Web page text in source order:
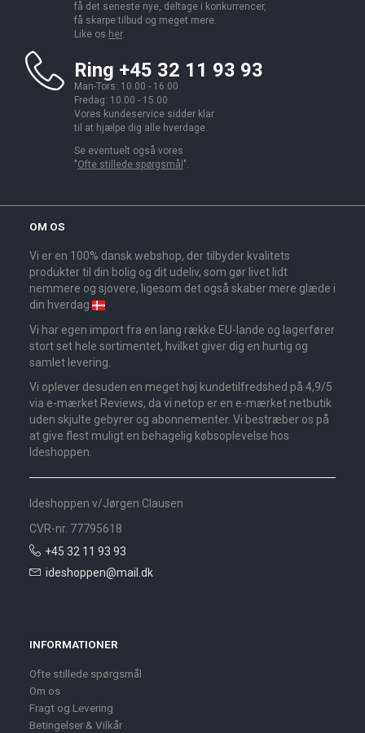
få det seneste nye, deltage i konkurrencer,
få skarpe tilbud og meget mere.
Like os her.
Ring +45 32 11 93 93
Man-Tors: 10.00 - 16.00
Fredag: 10.00 - 15.00
Vores kundeservice sidder klar
til at hjælpe dig alle hverdage.
Se eventuelt også vores
"Ofte stillede spørgsmål ".
OM OS
Vi er en 100% dansk webshop, der tilbyder kvalitets
produkter til din bolig og dit udeliv, som gør livet lidt
nemmere og sjovere, ligesom det også skaber mere glæde i
din hverdag
Vi har egen import fra en lang række EU-lande og lagerfører
stort set hele sortimentet, hvilket giver dig en hurtig og
samlet levering.
Vi oplever desuden en meget høj kundetilfredshed på 4,9/5
via e-mærket Reviews, da vi netop er en e-mærket netbutik
uden skjulte gebyrer og abonnementer. Vi bestræber os på
at give flest muligt en behagelig købsoplevelse hos
Ideshoppen.
Ideshoppen v/Jørgen Clausen
CVR-nr. 77795618
+45 32 11 93 93
ideshoppen@mail.dk
INFORMATIONER
Ofte stillede spørgsmål
Om os
Fragt og Levering
Betingelser & Vilkår